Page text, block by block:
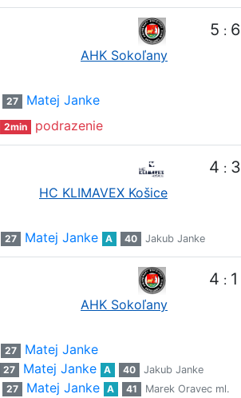
AHK Sokoľany
5 : 6
27 Matej Janke
2min podrazenie
HC KLIMAVEX Košice
4 : 3
27 Matej Janke A 40 Jakub Janke
AHK Sokoľany
4 : 1
27 Matej Janke
27 Matej Janke A 40
Jakub Janke
27 Matej Janke A 41 Marek Oravec ml.